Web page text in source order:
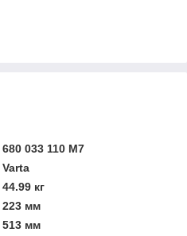
680 033 110 M7
Varta
44.99 кг
223 мм
513 мм